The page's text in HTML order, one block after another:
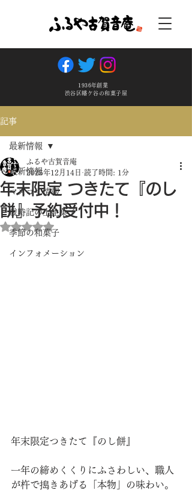
1936年創業
渋谷区幡ケ谷の和菓子屋
記事
最新情報
マスコミ情報
歳時記の上生菓子
季節の和菓子
インフォメーション
最新情報
年末限定 つきたて『のし
餅』予約受付中！
ふるや古賀音庵
2025年12月14日 読了時間: 1分
5つ星のうちNaNと評価されています。
年末限定つきたて『のし餅』
一年の締めくくりにふさわしい、職人
が杵で搗きあげる「本物」の味わい。